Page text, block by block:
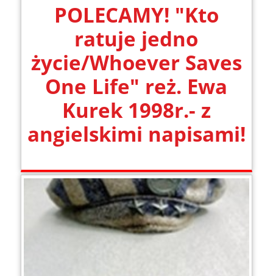
POLECAMY! "Kto
ratuje jedno
życie/Whoever Saves
One Life" reż. Ewa
Kurek 1998r.- z
angielskimi napisami!